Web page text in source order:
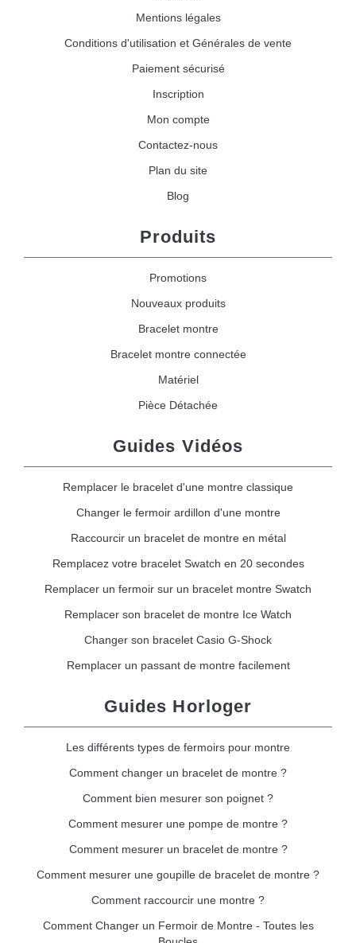
Mentions légales
Conditions d'utilisation et Générales de vente
Paiement sécurisé
Inscription
Mon compte
Contactez-nous
Plan du site
Blog
Produits
Promotions
Nouveaux produits
Bracelet montre
Bracelet montre connectée
Matériel
Pièce Détachée
Guides Vidéos
Remplacer le bracelet d'une montre classique
Changer le fermoir ardillon d'une montre
Raccourcir un bracelet de montre en métal
Remplacez votre bracelet Swatch en 20 secondes
Remplacer un fermoir sur un bracelet montre Swatch
Remplacer son bracelet de montre Ice Watch
Changer son bracelet Casio G-Shock
Remplacer un passant de montre facilement
Guides Horloger
Les différents types de fermoirs pour montre
Comment changer un bracelet de montre ?
Comment bien mesurer son poignet ?
Comment mesurer une pompe de montre ?
Comment mesurer un bracelet de montre ?
Comment mesurer une goupille de bracelet de montre ?
Comment raccourcir une montre ?
Comment Changer un Fermoir de Montre - Toutes les